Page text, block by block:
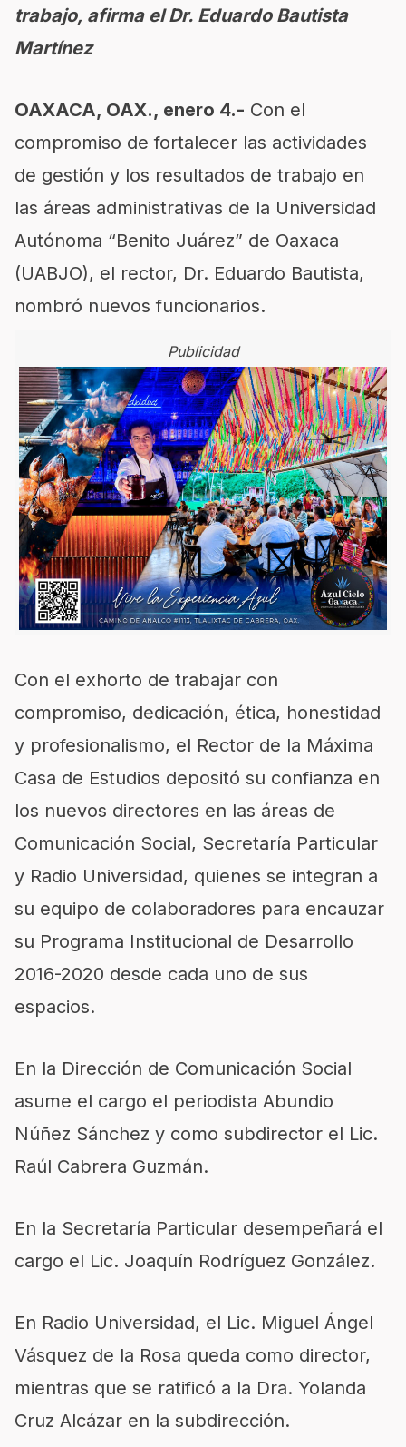
trabajo, afirma el Dr. Eduardo Bautista
Martínez
OAXACA, OAX., enero 4.- Con el
compromiso de fortalecer las actividades
de gestión y los resultados de trabajo en
las áreas administrativas de la Universidad
Autónoma “Benito Juárez” de Oaxaca
(UABJO), el rector, Dr. Eduardo Bautista,
nombró nuevos funcionarios.
Publicidad
Con el exhorto de trabajar con
compromiso, dedicación, ética, honestidad
y profesionalismo, el Rector de la Máxima
Casa de Estudios depositó su confianza en
los nuevos directores en las áreas de
Comunicación Social, Secretaría Particular
y Radio Universidad, quienes se integran a
su equipo de colaboradores para encauzar
su Programa Institucional de Desarrollo
2016-2020 desde cada uno de sus
espacios.
En la Dirección de Comunicación Social
asume el cargo el periodista Abundio
Núñez Sánchez y como subdirector el Lic.
Raúl Cabrera Guzmán.
En la Secretaría Particular desempeñará el
cargo el Lic. Joaquín Rodríguez González.
En Radio Universidad, el Lic. Miguel Ángel
Vásquez de la Rosa queda como director,
mientras que se ratificó a la Dra. Yolanda
Cruz Alcázar en la subdirección.